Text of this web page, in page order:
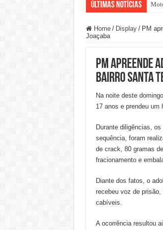
Últimas Notícias
Home / Display / PM
Joaçaba
PM apreende
bairro Santa
Na noite deste
17 anos e prendeu um
Durante diligências,
sequência, foram
de crack, 80 gramas
fracionamento e
Diante dos fatos, o
recebeu voz de
cabíveis.
A ocorrência resultou